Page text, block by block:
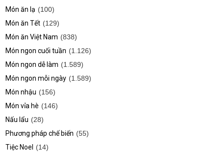
Món ăn lạ (100)
Món ăn Tết (129)
Món ăn Việt Nam (838)
Món ngon cuối tuần (1.126)
Món ngon dễ làm (1.589)
Món ngon mỗi ngày (1.589)
Món nhậu (156)
Món vỉa hè (146)
Nấu lẩu (28)
Phương pháp chế biến (55)
Tiệc Noel
(14)